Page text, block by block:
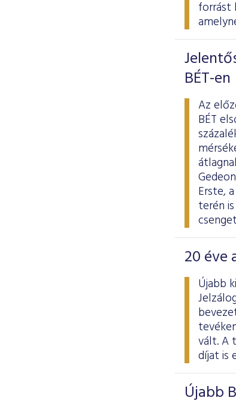
forrást
BÉT-en
Az
BÉT
Erste,
terén
20 éve
Újabb
vált. A
díjat is
Újabb